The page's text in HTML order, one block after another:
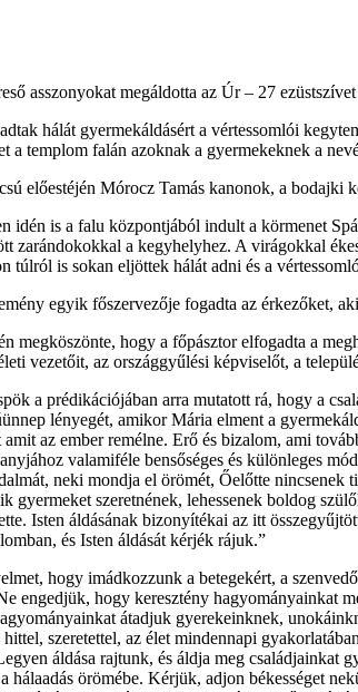
asszonyokat megáldotta az Úr – 27
hálát gyermekáldásért a vértessomlói
a templom falán azoknak a gyermekeknek a
előestéjén Mórocz Tamás kanonok, a bodajki
idén is a falu központjából indult a körmenet
zarándokokkal a kegyhelyhez. A virágokkal
túlról is sokan eljöttek hálát adni és a
egyik főszervezője fogadta az érkezőket,
megköszönte, hogy a főpásztor elfogadta a
vezetőit, az országgyűlési képviselőt, a
a prédikációjában arra mutatott rá, hogy a
lényegét, amikor Mária elment a
amit az ember remélne. Erő és bizalom, ami
valamiféle bensőséges és különleges
neki mondja el örömét, Őelőtte
szeretnének, lehessenek boldog
Isten áldásának bizonyítékai az itt
és Isten áldását kérjék rájuk.”
hogy imádkozzunk a betegekért, a
engedjük, hogy keresztény hagyományainkat
átadjuk gyerekeinknek,
hittel, szeretettel, az élet mindennapi
áldása rajtunk, és áldja meg
hálaadás örömébe. Kérjük, adjon békességet